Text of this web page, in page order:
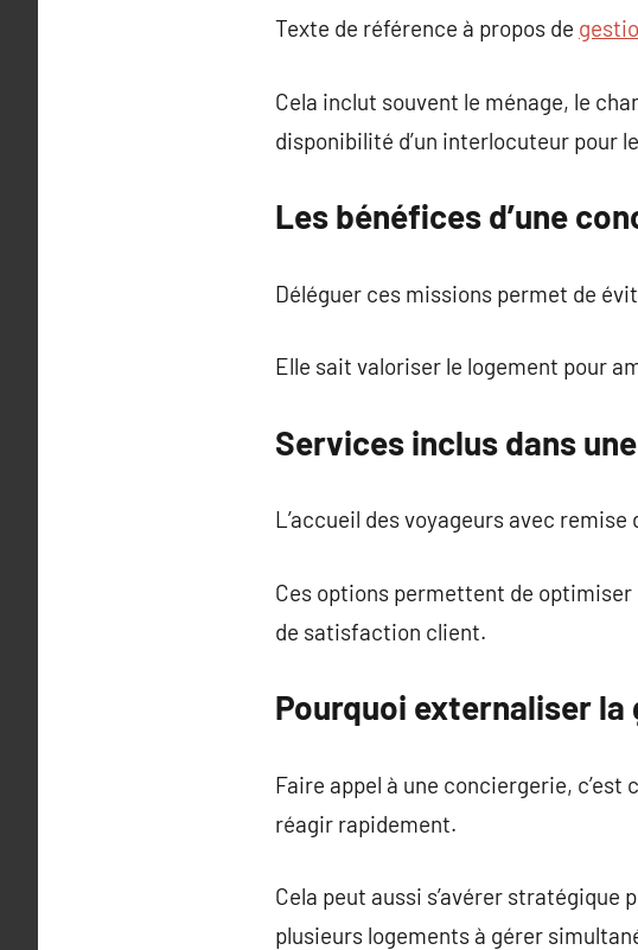
Texte de référence à propos de
Cela inclut souvent le ménage, le
disponibilité d’un interlocuteur pour
Les bénéfices d’une
Déléguer ces missions permet de
Elle sait valoriser le logement pour
Services inclus dans
L’accueil des voyageurs avec
Ces options permettent de optimiser
de satisfaction client.
Pourquoi externaliser
Faire appel à une conciergerie,
réagir rapidement.
Cela peut aussi s’avérer stratégique
plusieurs logements à gérer